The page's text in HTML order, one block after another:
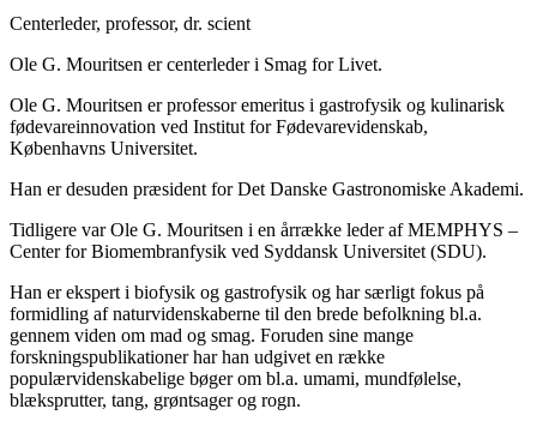
Centerleder, professor, dr. scient
Ole G. Mouritsen er centerleder i Smag for Livet.
Ole G. Mouritsen er professor emeritus i gastrofysik og kulinarisk
fødevareinnovation ved Institut for Fødevarevidenskab,
Københavns Universitet.
Han er desuden præsident for Det Danske Gastronomiske Akademi.
Tidligere var Ole G. Mouritsen i en årrække leder af MEMPHYS –
Center for Biomembranfysik ved Syddansk Universitet (SDU).
Han er ekspert i biofysik og gastrofysik og har særligt fokus på
formidling af naturvidenskaberne til den brede befolkning bl.a.
gennem viden om mad og smag. Foruden sine mange
forskningspublikationer har han udgivet en række
populærvidenskabelige bøger om bl.a. umami, mundfølelse,
blæksprutter, tang, grøntsager og rogn.